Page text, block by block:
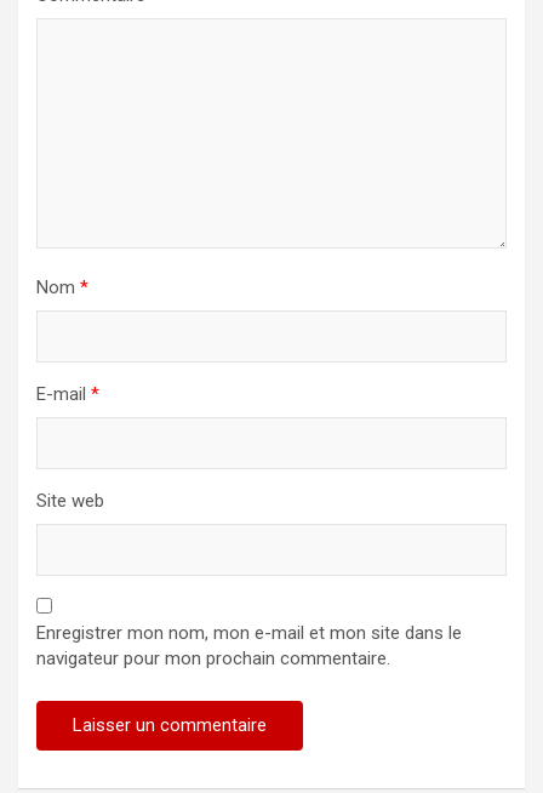
Nom *
E-mail *
Site web
Enregistrer mon nom, mon e-mail et mon site dans le
navigateur pour mon prochain commentaire.